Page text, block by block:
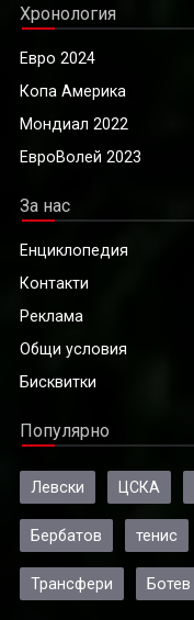
Хронология
Евро 2024
Копа Америка
Мондиал 2022
ЕвроВолей 2023
За нас
Енциклопедия
Контакти
Реклама
Общи условия
Бисквитки
Популярно
Левски ЦСКА
Бербатов тенис
Трансфери Ботев